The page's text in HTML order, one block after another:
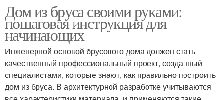
Дом из бруса своими руками:
пошаговая инструкция для
начинающих
Инженерной основой брусового дома должен стать
качественный профессиональный проект, созданный
специалистами, которые знают, как правильно построить
дом из бруса. В архитектурной разработке учитываются